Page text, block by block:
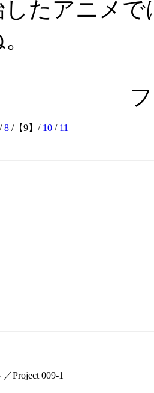
したアニメ
/8 /【9】/ 10 / 11
Project 009-1